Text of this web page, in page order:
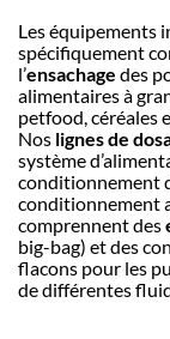
Les équipements
spécifiquement
l’ensachage des
alimentaires à
petfood, céréales
Nos lignes de
système
conditionnement
conditionnement
comprennent des
big-bag) et des
flacons pour les
de différentes